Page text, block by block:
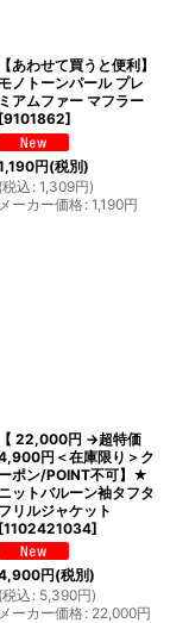
【あわせて買うと便利】
モノトーンパール プレ
ミアムファー マフラー
[9101862]
円(税別)
(税込 : 1,309円)
メーカー価格: 1,190円
【 22,000円 →超特価
円＜在庫限り＞ク
ーポン/POINT不可】★
ニットバルーン袖タフタ
フリルジャケット
[1102421034]
円(税別)
(税込 : 5,390円)
メーカー価格: 22,000円